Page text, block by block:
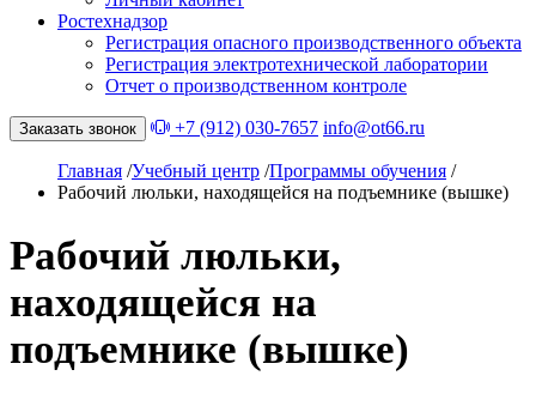
Ростехнадзор
Регистрация опасного производственного объекта
Регистрация электротехнической лаборатории
Отчет о производственном контроле
Заказать звонок +7 (912) 030-7657 info@ot66.ru
Главная /Учебный центр /Программы обучения /
Рабочий люльки, находящейся на подъемнике (вышке)
Рабочий люльки,
находящейся на
подъемнике (вышке)